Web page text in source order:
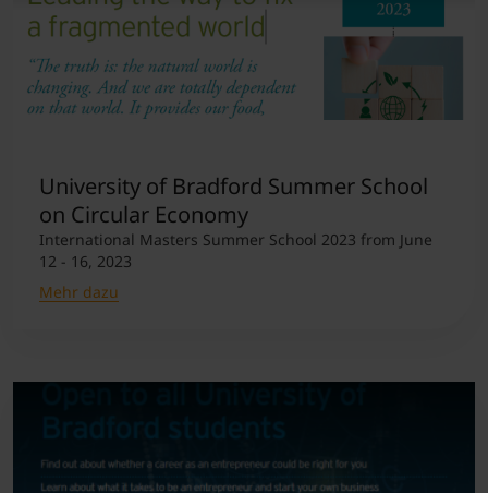
University of Bradford Summer School
on Circular Economy
International Masters Summer School 2023 from June
12 - 16, 2023
Mehr dazu